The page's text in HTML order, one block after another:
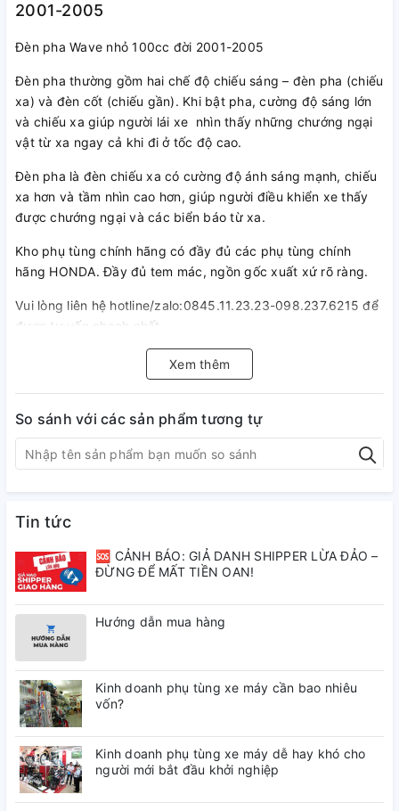
2001-2005
Đèn pha Wave nhỏ 100cc đời 2001-2005
Đèn pha thường gồm hai chế độ chiếu sáng – đèn pha (chiếu
xa) và đèn cốt (chiếu gần). Khi bật pha, cường độ sáng lớn
và chiếu xa giúp người lái xe nhìn thấy những chướng ngại
vật từ xa ngay cả khi đi ở tốc độ cao.
Đèn pha là đèn chiếu xa có cường độ ánh sáng mạnh, chiếu
xa hơn và tầm nhìn cao hơn, giúp người điều khiển xe thấy
được chướng ngại và các biển báo từ xa.
Kho phụ tùng chính hãng có đầy đủ các phụ tùng chính
hãng HONDA. Đầy đủ tem mác, ngồn gốc xuất xứ rõ ràng.
Vui lòng liên hệ hotline/zalo:0845.11.23.23-098.237.6215 để
được tư vấn nhanh nhất.
Xem thêm
So sánh với các sản phẩm tương tự
Tin tức
🆘 CẢNH BÁO: GIẢ DANH SHIPPER LỪA ĐẢO –
ĐỪNG ĐỂ MẤT TIỀN OAN!
Hướng dẫn mua hàng
Kinh doanh phụ tùng xe máy cần bao nhiêu
vốn?
Kinh doanh phụ tùng xe máy dễ hay khó cho
người mới bắt đầu khởi nghiệp